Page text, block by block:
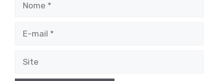
mail